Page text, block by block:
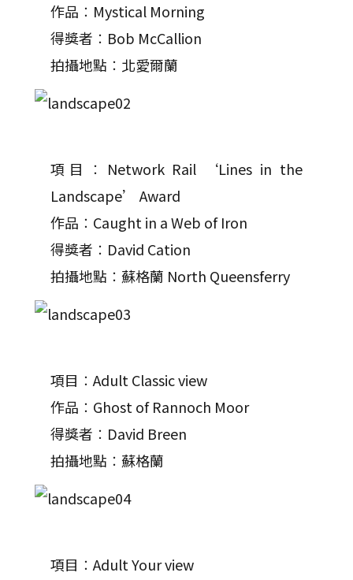
作品︰Mystical Morning
得獎者︰Bob McCallion
拍攝地點︰北愛爾蘭
項目︰Network Rail ‘Lines in the
Landscape’ Award
作品︰Caught in a Web of Iron
得獎者︰David Cation
拍攝地點︰蘇格蘭 North Queensferry
項目︰Adult Classic view
作品︰Ghost of Rannoch Moor
得獎者︰David Breen
拍攝地點︰蘇格蘭
項目︰Adult Your view